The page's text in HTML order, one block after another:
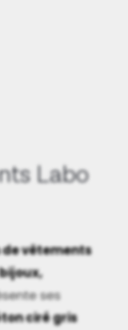
Labo
vêtements
ses
ciré gris